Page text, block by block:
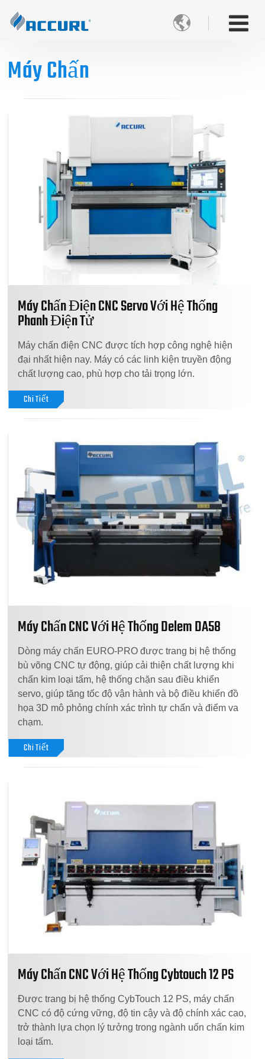

Máy Chấn
Máy Chấn Điện CNC Servo Với Hệ Thống
Phanh Điện Tử
Máy chấn điện CNC được tích hợp công nghệ hiện
đại nhất hiện nay. Máy có các linh kiện truyền động
chất lượng cao, phù hợp cho tải trọng lớn.
Chi Tiết
Máy Chấn CNC Với Hệ Thống Delem DA58
Dòng máy chấn EURO-PRO được trang bị hệ thống
bù võng CNC tự động, giúp cải thiện chất lượng khi
chấn kim loại tấm, hệ thống chặn sau điều khiển
servo, giúp tăng tốc độ vận hành và bộ điều khiển đồ
họa 3D mô phỏng chính xác trình tự chấn và điểm va
chạm.
Chi Tiết
Máy Chấn CNC Với Hệ Thống Cybtouch 12 PS
Được trang bị hệ thống CybTouch 12 PS, máy chấn
CNC có độ cứng vững, độ tin cậy và độ chính xác cao,
trở thành lựa chọn lý tưởng trong ngành uốn chấn kim
loại tấm.